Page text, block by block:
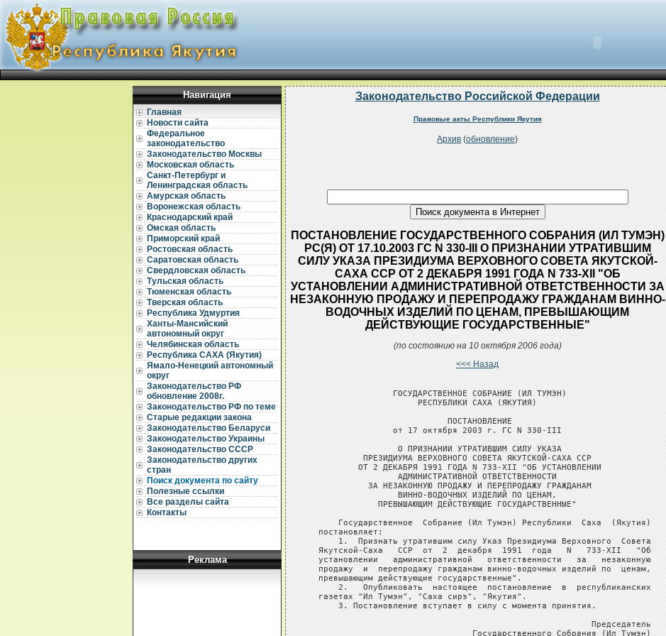
Навигация
Главная
Новости сайта
Федеральное
законодательство
Законодательство Москвы
Московская область
Санкт-Петербург и
Ленинградская область
Амурская область
Воронежская область
Краснодарский край
Омская область
Приморский край
Ростовская область
Саратовская область
Свердловская область
Тульская область
Тюменская область
Тверская область
Республика Удмуртия
Ханты-Мансийский
автономный округ
Челябинская область
Республика САХА (Якутия)
Ямало-Ненецкий автономный
округ
Законодательство РФ
обновление 2008г.
Законодательство РФ по теме
Старые редакции закона
Законодательство Беларуси
Законодательство Украины
Законодательство СССР
Законодательство других
стран
Поиск документа по сайту
Полезные ссылки
Все разделы сайта
Контакты
Реклама
Законодательство Российской Федерации
Правовые акты Республики Якутия
Архив (обновление)
ПОСТАНОВЛЕНИЕ ГОСУДАРСТВЕННОГО СОБРАНИЯ (ИЛ ТУМЭН)
РС(Я) ОТ 17.10.2003 ГС N 330-III О ПРИЗНАНИИ УТРАТИВШИМ
СИЛУ УКАЗА ПРЕЗИДИУМА ВЕРХОВНОГО СОВЕТА ЯКУТСКОЙ-
САХА ССР ОТ 2 ДЕКАБРЯ 1991 ГОДА N 733-ХII "ОБ
УСТАНОВЛЕНИИ АДМИНИСТРАТИВНОЙ ОТВЕТСТВЕННОСТИ ЗА
НЕЗАКОННУЮ ПРОДАЖУ И ПЕРЕПРОДАЖУ ГРАЖДАНАМ ВИННО-
ВОДОЧНЫХ ИЗДЕЛИЙ ПО ЦЕНАМ, ПРЕВЫШАЮЩИМ
ДЕЙСТВУЮЩИЕ ГОСУДАРСТВЕННЫЕ"
(по состоянию на 10 октября 2006 года)
<<< Назад
                  ГОСУДАРСТВЕННОЕ СОБРАНИЕ (ИЛ ТУМЭН)
                       РЕСПУБЛИКИ САХА (ЯКУТИЯ)
                             ПОСТАНОВЛЕНИЕ
                  от 17 октября 2003 г. ГС N 330-III
                   О ПРИЗНАНИИ УТРАТИВШИМ СИЛУ УКАЗА
            ПРЕЗИДИУМА ВЕРХОВНОГО СОВЕТА ЯКУТСКОЙ-САХА ССР
           ОТ 2 ДЕКАБРЯ 1991 ГОДА N 733-ХII "ОБ УСТАНОВЛЕНИИ
                   АДМИНИСТРАТИВНОЙ ОТВЕТСТВЕННОСТИ
             ЗА НЕЗАКОННУЮ ПРОДАЖУ И ПЕРЕПРОДАЖУ ГРАЖДАНАМ
                   ВИННО-ВОДОЧНЫХ ИЗДЕЛИЙ ПО ЦЕНАМ,
               ПРЕВЫШАЮЩИМ ДЕЙСТВУЮЩИЕ ГОСУДАРСТВЕННЫЕ"
       Государственное  Собрание (Ил Тумэн) Республики  Саха  (Якутия)
   постановляет:
       1.  Признать утратившим силу Указ Президиума Верховного  Совета
   Якутской-Саха   ССР  от  2  декабря  1991  года   N   733-ХII   "Об
   установлении   административной   ответственности   за   незаконную
   продажу  и  перепродажу гражданам винно-водочных изделий по  ценам,
   превышающим действующие государственные".
       2.   Опубликовать  настоящее  постановление  в  республиканских
   газетах "Ил Тумэн", "Саха сирэ", "Якутия".
       3. Постановление вступает в силу с момента принятия.
                                                          Председатель
                                  Государственного Собрания (Ил Тумэн)